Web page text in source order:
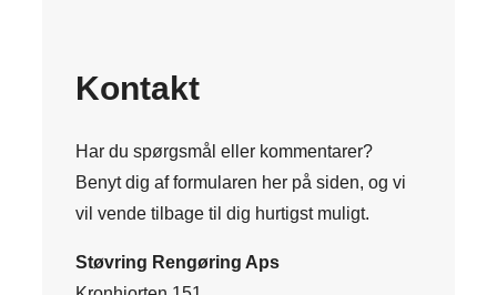
Kontakt
Har du spørgsmål eller kommentarer?
Benyt dig af formularen her på siden, og vi
vil vende tilbage til dig hurtigst muligt.
Støvring Rengøring Aps